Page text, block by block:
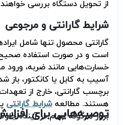
از تحویل دستگاه بررسی
شرایط گارانتی و مرجوعی
گارانتی محصول تنها شامل
است و در صورت استفاده
خسارت‌هایی مانند ضربه، ورود
آسیب به کابل یا کانکتور،
برچسب گارانتی، خارج از
هستند. مطالعهشرایط گارانتی
بروز هرگونه ابهام در آینده
توصیه‌هایی برای